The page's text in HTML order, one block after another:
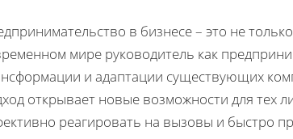
в бизнесе – это не
мире руководитель как
и адаптации существующих
открывает новые возможности для тех
реагировать на вызовы и быстро